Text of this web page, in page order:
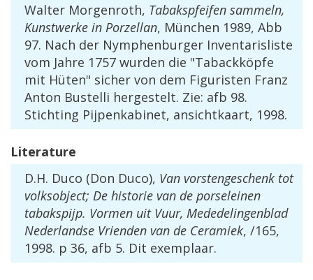
Walter Morgenroth, Tabakspfeifen sammeln,
Kunstwerke in Porzellan, München 1989, Abb
97. Nach der Nymphenburger Inventarisliste
vom Jahre 1757 wurden die "Tabackköpfe
mit Hüten" sicher von dem Figuristen Franz
Anton Bustelli hergestelt. Zie: afb 98.
Stichting Pijpenkabinet, ansichtkaart, 1998.
Literature
D.H. Duco (Don Duco), Van vorstengeschenk tot
volksobject; De historie van de porseleinen
tabakspijp. Vormen uit Vuur, Mededelingenblad
Nederlandse Vrienden van de Ceramiek, /165,
1998. p 36, afb 5. Dit exemplaar.